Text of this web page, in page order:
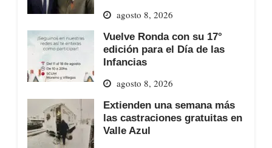
agosto 8, 2026
Vuelve Ronda con su 17°
edición para el Día de las
Infancias
agosto 8, 2026
Extienden una semana más
las castraciones gratuitas en
Valle Azul